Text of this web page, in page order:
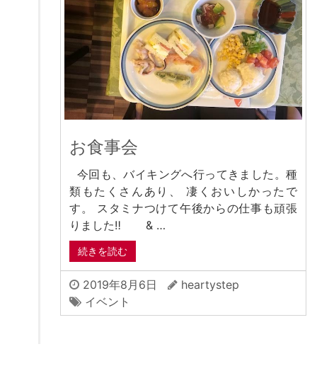
お食事会
今回も、バイキングへ行ってきました。種
類もたくさんあり、 凄くおいしかったで
す。 スタミナつけて午後からの仕事も頑張
りました‼ & …
続きを読む
2019年8月6日
heartystep
イベント